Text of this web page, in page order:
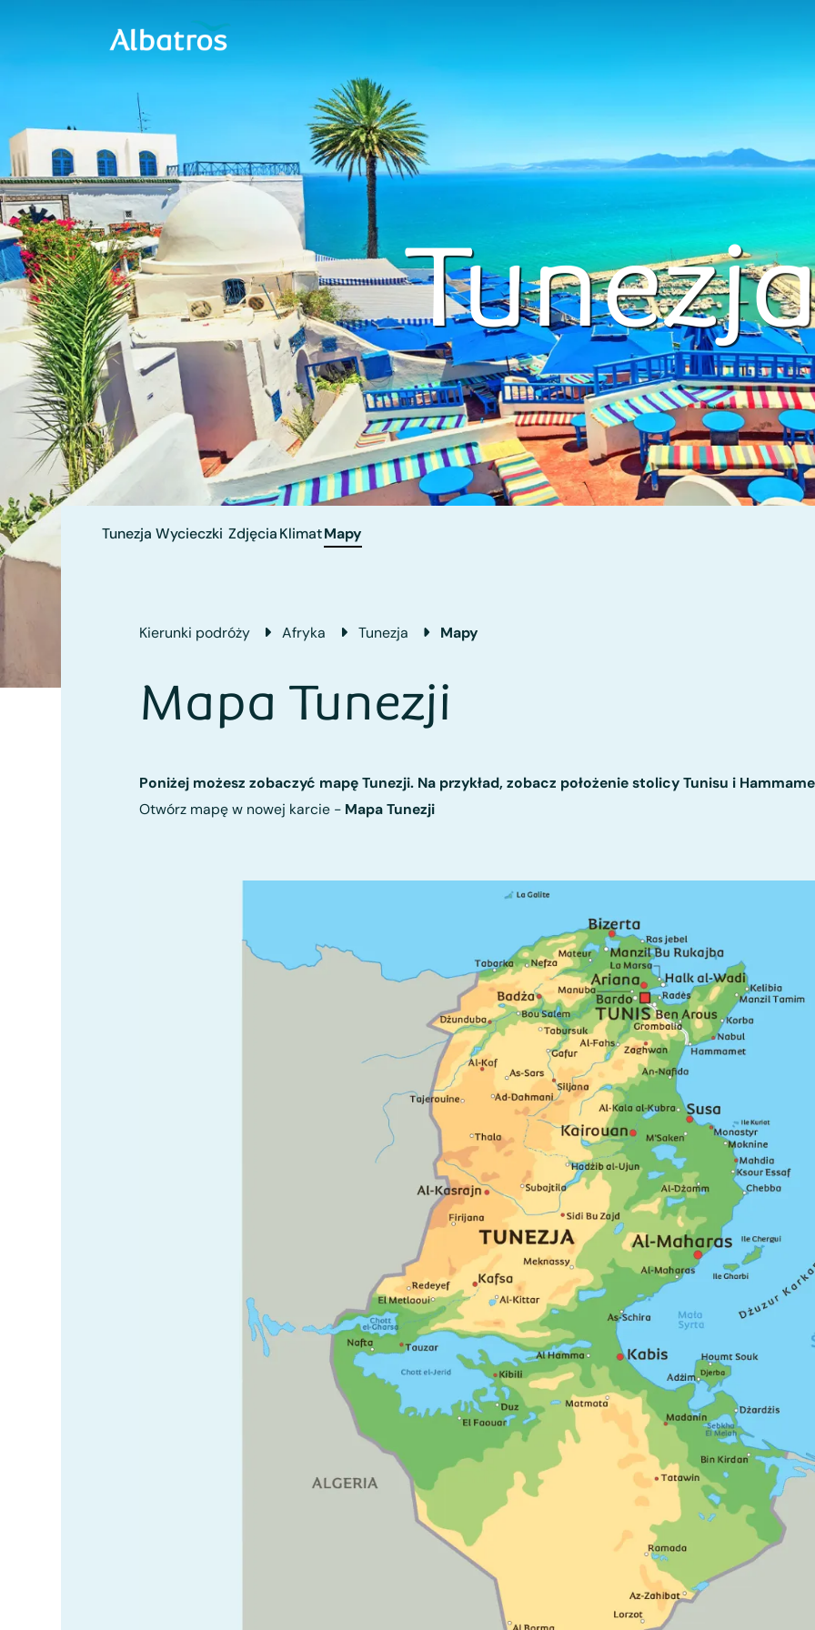
Tunezja Wycieczki ZdjęciaKlimatMapy
Kierunki podróży Afryka Tunezja Mapy
Mapa Tunezji
Poniżej możesz zobaczyć mapę Tunezji. Na przykład, zobacz położenie stolicy Tunisu i
Otwórz mapę w nowej karcie - Mapa Tunezji